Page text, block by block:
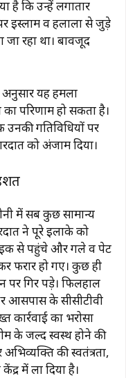
है कि उन्हें लगातार
इस्लाम व हलाला से जुड़े
जा रहा था। बावजूद
यह हमला
परिणाम हो सकता है।
गतिविधियों पर
को अंजाम दिया।
में सब कुछ सामान्य
ने पूरे इलाके को
से पहुंचे और गले व पेट
फरार हो गए। कुछ ही
गिर पड़े। फिलहाल
आसपास के सीसीटीवी
कार्रवाई का भरोसा
के जल्द स्वस्थ होने की
की स्वतंत्रता,
में ला दिया है।